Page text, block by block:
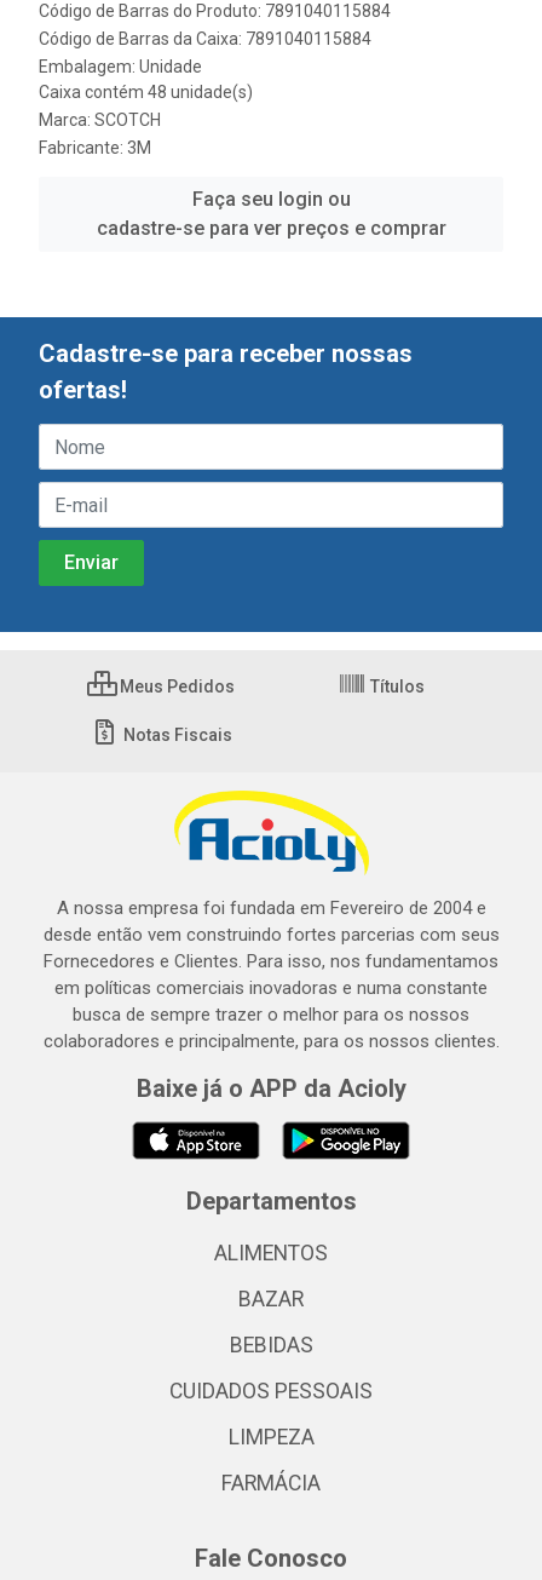
Código de Barras do Produto: 7891040115884
Código de Barras da Caixa: 7891040115884
Embalagem: Unidade
Caixa contém 48 unidade(s)
Marca: SCOTCH
Fabricante: 3M
Faça seu login ou
cadastre-se para ver preços e comprar
Cadastre-se para receber nossas
ofertas!
Meus Pedidos Títulos
Notas Fiscais
A nossa empresa foi fundada em Fevereiro de 2004 e
desde então vem construindo fortes parcerias com seus
Fornecedores e Clientes. Para isso, nos fundamentamos
em políticas comerciais inovadoras e numa constante
busca de sempre trazer o melhor para os nossos
colaboradores e principalmente, para os nossos clientes.
Baixe já o APP da Acioly
Departamentos
ALIMENTOS
BAZAR
BEBIDAS
CUIDADOS PESSOAIS
LIMPEZA
FARMÁCIA
Fale Conosco